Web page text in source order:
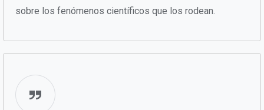
sobre los fenómenos científicos que los rodean.